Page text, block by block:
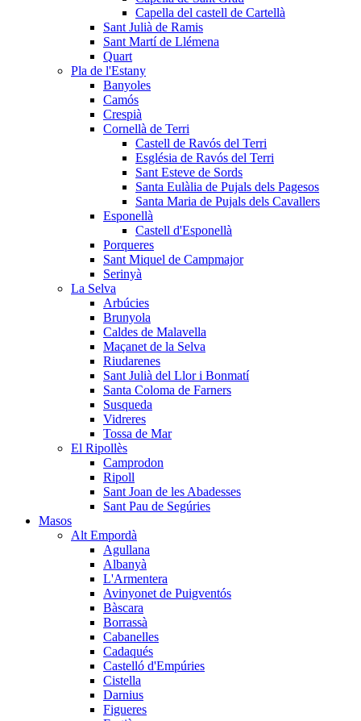
Capella del castell de Cartellà
Sant Julià de Ramis
Sant Martí de Llémena
Quart
Pla de l'Estany
Banyoles
Camós
Crespià
Cornellà de Terri
Castell de Ravós del Terri
Església de Ravós del Terri
Sant Esteve de Sords
Santa Eulàlia de Pujals dels Pagesos
Santa Maria de Pujals dels Cavallers
Esponellà
Castell d'Esponellà
Porqueres
Sant Miquel de Campmajor
Serinyà
La Selva
Arbúcies
Brunyola
Caldes de Malavella
Maçanet de la Selva
Riudarenes
Sant Julià del Llor i Bonmatí
Santa Coloma de Farners
Susqueda
Vidreres
Tossa de Mar
El Ripollès
Camprodon
Ripoll
Sant Joan de les Abadesses
Sant Pau de Segúries
Masos
Alt Empordà
Agullana
Albanyà
L'Armentera
Avinyonet de Puigventós
Bàscara
Borrassà
Cabanelles
Cadaqués
Castelló d'Empúries
Cistella
Darnius
Figueres